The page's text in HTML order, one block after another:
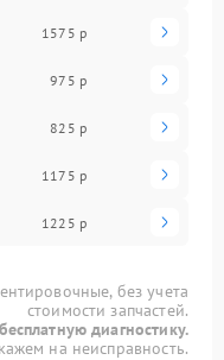
1575 р
975 р
825 р
1175 р
1225 р
без учета
стоимости запчастей.
диагностику.
на неисправность.